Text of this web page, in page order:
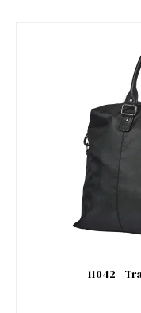
11042 |